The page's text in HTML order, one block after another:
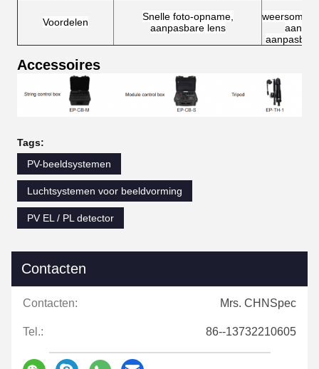
Voordelen
Snelle foto-opname,
aanpasbare lens
Accessoires
Tags:
PV-beeldsystemen
Luchtsystemen voor beeldvorming
PV EL / PL detector
Contacten
Contacten: Mrs. CHNSpec
Tel.: 86--13732210605